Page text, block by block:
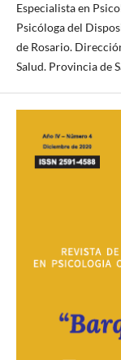
Especialista en
Psicóloga del
de Rosario.
Salud. Provincia de